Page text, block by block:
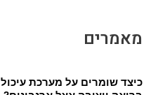
מאמרים
כיצד שומרים על מערכת עיכול